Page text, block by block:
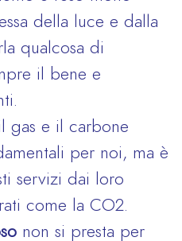
della luce e dalla
qualcosa di
il bene e
gas e il carbone
per noi, ma è
servizi dai loro
come la CO2.
non si presta per